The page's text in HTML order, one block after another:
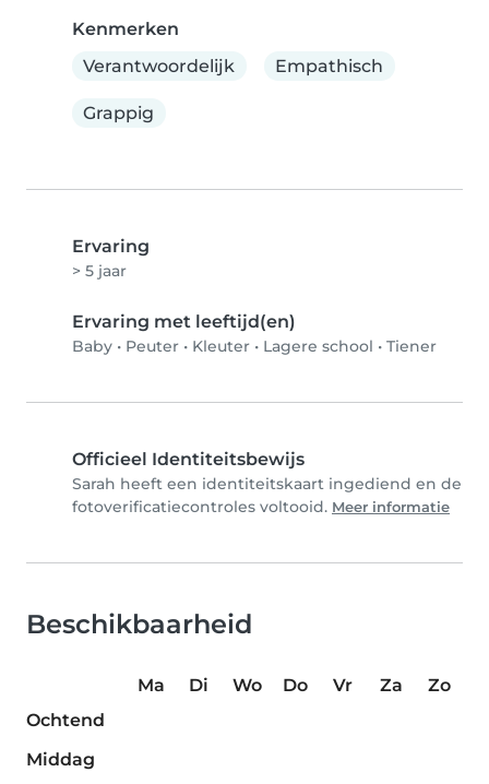
Kenmerken
Verantwoordelijk
Empathisch
Grappig
Ervaring
> 5 jaar
Ervaring met leeftijd(en)
Baby • Peuter • Kleuter • Lagere school • Tiener
Officieel Identiteitsbewijs
Sarah heeft een identiteitskaart ingediend en de
fotoverificatiecontroles voltooid. Meer informatie
Beschikbaarheid
Ma Di Wo Do Vr Za
Zo
Ochtend
Middag